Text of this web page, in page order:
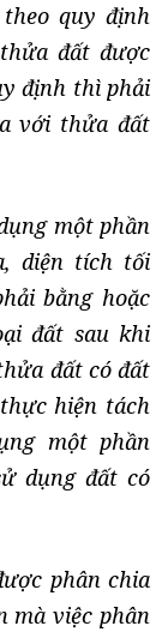
quy định
đất được
định thì phải
với thửa đất
một phần
diện tích tối
bằng hoặc
đất sau khi
đất có đất
hiện tách
một phần
dụng đất có
phân chia
mà việc phân